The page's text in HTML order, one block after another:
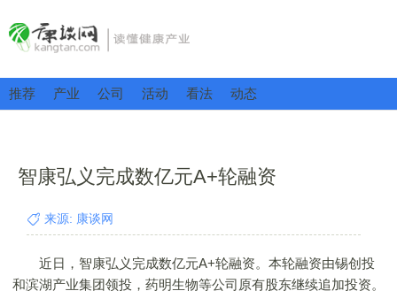
推荐 产业 公司 活动 看法 动态
智康弘义完成数亿元A+轮融资
来源: 康谈网
近日，智康弘义完成数亿元A+轮融资。本轮融资由锡创投
和滨湖产业集团领投，药明生物等公司原有股东继续追加投资。